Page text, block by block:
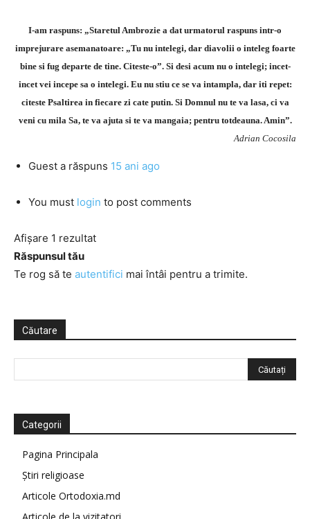
I-am raspuns: „Staretul Ambrozie a dat urmatorul raspuns intr-o
imprejurare asemanatoare: „Tu nu intelegi, dar diavolii o inteleg foarte
bine si fug departe de tine. Citeste-o”. Si desi acum nu o intelegi; incet-
incet vei incepe sa o intelegi. Eu nu stiu ce se va intampla, dar iti repet:
citeste Psaltirea in fiecare zi cate putin. Si Domnul nu te va lasa, ci va
veni cu mila Sa, te va ajuta si te va mangaia; pentru totdeauna. Amin”.
Adrian Cocosila
Guest a răspuns 15 ani ago
You must login to post comments
Afișare 1 rezultat
Răspunsul tău
Te rog să te autentifici mai întâi pentru a trimite.
Căutare
Categorii
Pagina Principala
Știri religioase
Articole Ortodoxia.md